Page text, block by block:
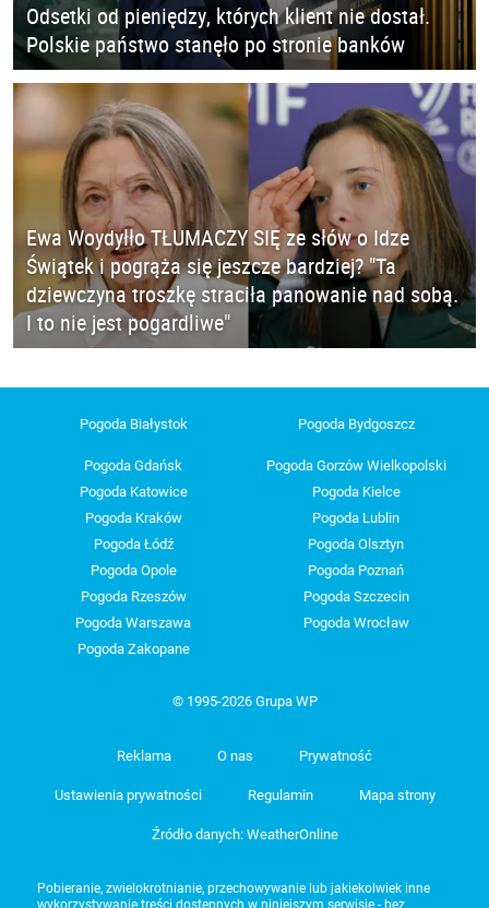
Odsetki od pieniędzy, których klient nie dostał.
Polskie państwo stanęło po stronie banków
Ewa Woydyłło TŁUMACZY SIĘ ze słów o Idze
Świątek i pogrąża się jeszcze bardziej? "Ta
dziewczyna troszkę straciła panowanie nad sobą.
I to nie jest pogardliwe"
Pogoda Białystok Pogoda Bydgoszcz
Pogoda Gdańsk
Pogoda Gorzów Wielkopolski
Pogoda Katowice
Pogoda Kielce
Pogoda Kraków
Pogoda Lublin
Pogoda Łódź
Pogoda Olsztyn
Pogoda Opole
Pogoda Poznań
Pogoda Rzeszów
Pogoda Szczecin
Pogoda Warszawa
Pogoda Wrocław
Pogoda Zakopane
© 1995-2026 Grupa WP
Reklama O nas Prywatność
Ustawienia prywatności Regulamin Mapa strony
Źródło danych: WeatherOnline
Pobieranie, zwielokrotnianie, przechowywanie lub jakiekolwiek inne
wykorzystywanie treści dostępnych w niniejszym serwisie - bez